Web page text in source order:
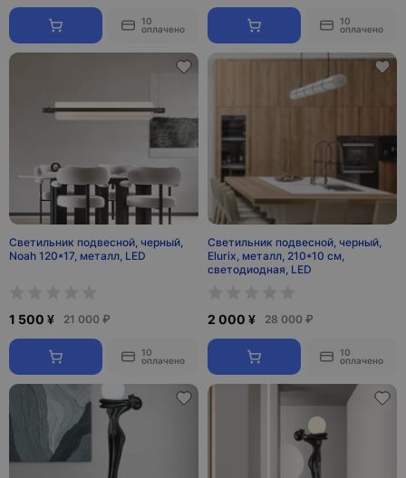
10
оплачено
10
оплачено
Светильник подвесной, черный,
Noah 120*17, металл, LED
1 500 ¥ 21 000 ₽
10
оплачено
Светильник подвесной, черный,
Elurix, металл, 210*10 см,
светодиодная, LED
2 000 ¥ 28 000 ₽
10
оплачено